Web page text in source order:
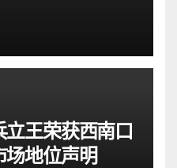
立王荣获西南口
地位声明